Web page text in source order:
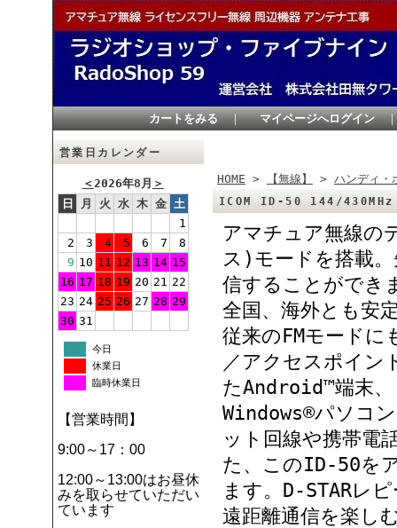
カートをみる ｜ マイページへログイン
営業日カレンダー
＜2026年8月 ＞
日
月 火 水 木 金 土
1
2
3 4 5 6 7
8
9 10 11 12 13 14 15
16 17 18 19 20 21 22
23 24 25 26 27 28 29
30 31
今日
休業日
臨時休業日
【営業時間】
9:00～17：00
12:00～13:00はお昼休
みを取らせていただい
ています
HOME > 【無線】 > ハンディ・
ICOM ID-50 144/430MHz
アマチュア無線の
ス)モードを搭載
信することができ
全国、海外とも安
従来のFMモード
／アクセスポイン
たAndroid™端末、
Windows®パソコ
ット回線や携帯電
た、このID-50を
ます。D-STARレ
遠距離通信を楽し